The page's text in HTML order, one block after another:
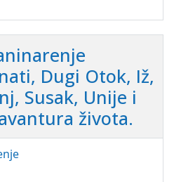
Dugi Otok, Iž,
Susak, Unije i
života.